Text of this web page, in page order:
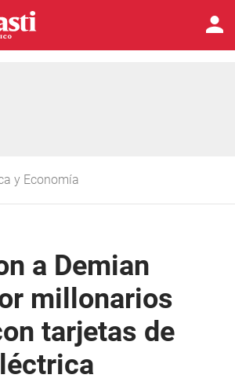
y Economía
a Demian
millonarios
tarjetas de